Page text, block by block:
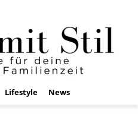
Lifestyle News